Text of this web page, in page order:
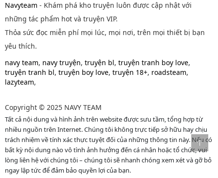
Navyteam - Khám phá kho truyện luôn được cập nhật với
những tác phẩm hot và truyện VIP.
Thỏa sức đọc miễn phí mọi lúc, mọi nơi, trên mọi thiết bị bạn
yêu thích.
navy team, navy truyện, truyện bl, truyện tranh boy love,
truyện tranh bl, truyện boy love, truyện 18+, roadsteam,
lazyteam,
Copyright © 2025 NAVY TEAM
Tất cả nội dung và hình ảnh trên website được sưu tầm, tổng hợp từ
nhiều nguồn trên Internet. Chúng tôi không trực tiếp sở hữu hay chịu
trách nhiệm về tính xác thực tuyệt đối của những thông tin này. Nếu có
bất kỳ nội dung nào vô tình ảnh hưởng đến cá nhân hoặc tổ chức, vui
lòng liên hệ với chúng tôi – chúng tôi sẽ nhanh chóng xem xét và gỡ bỏ
ngay lập tức để đảm bảo quyền lợi của bạn.